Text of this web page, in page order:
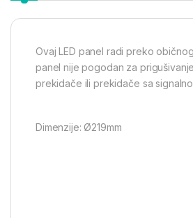
Ovaj LED panel radi preko
panel nije pogodan za
prekidače ili prekidače sa
Dimenzije: Ø219mm